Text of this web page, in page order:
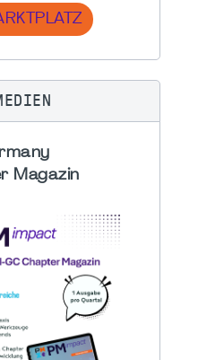
Magazin